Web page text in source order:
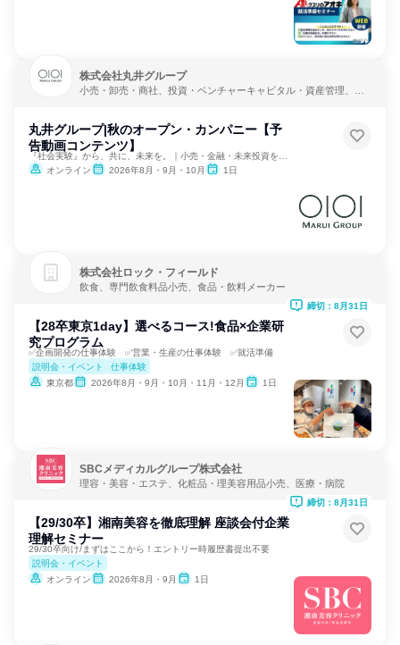
株式会社丸井グループ
小売・卸売・商社、投資・ベンチャーキャピタル・資産管理、金
丸井グループ|秋のオープン・カンパニー【予
告動画コンテンツ】
オンライン
2026年8月・9月・10月 1日
株式会社ロック・フィールド
飲食、専門飲食料品小売、食品・飲料メーカー
【28卒東京1day】選べるコース!食品×企業研
究プログラム
✅企画開発の仕事体験 ✅営業・生産の仕事体験 ✅就活準備
説明会・イベント
仕事体験
東京都
2026年8月・9月・10月・11月・12月 1日
締切：8月31日
SBCメディカルグループ株式会社
理容・美容・エステ、化粧品・理美容用品小売、医療・病院
【29/30卒】湘南美容を徹底理解 座談会付企業
理解セミナー
29/30卒向け/まずはここから！エントリー時履歴書提出不要
説明会・イベント
オンライン
2026年8月・9月 1日
締切：8月31日